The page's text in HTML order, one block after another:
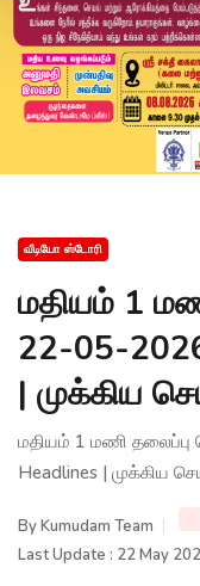
வீடியோ ஸ்டோரி
மதியம் 1
22-05-
| முக்கிய
மதியம் 1 மணி தலைப்பு
Headlines | முக்கிய
ByKumudam Team
Last Update : 22 May